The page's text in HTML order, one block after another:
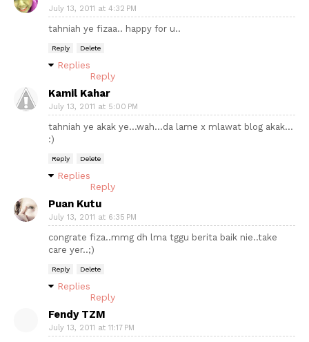
July 13, 2011 at 4:32 PM
tahniah ye fizaa.. happy for u..
Reply Delete
Replies
Reply
Kamil Kahar
July 13, 2011 at 5:00 PM
tahniah ye akak ye...wah...da lame x mlawat blog akak...
:)
Reply Delete
Replies
Reply
Puan Kutu
July 13, 2011 at 6:35 PM
congrate fiza..mmg dh lma tggu berita baik nie..take
care yer..;)
Reply Delete
Replies
Reply
Fendy TZM
July 13, 2011 at 11:17 PM